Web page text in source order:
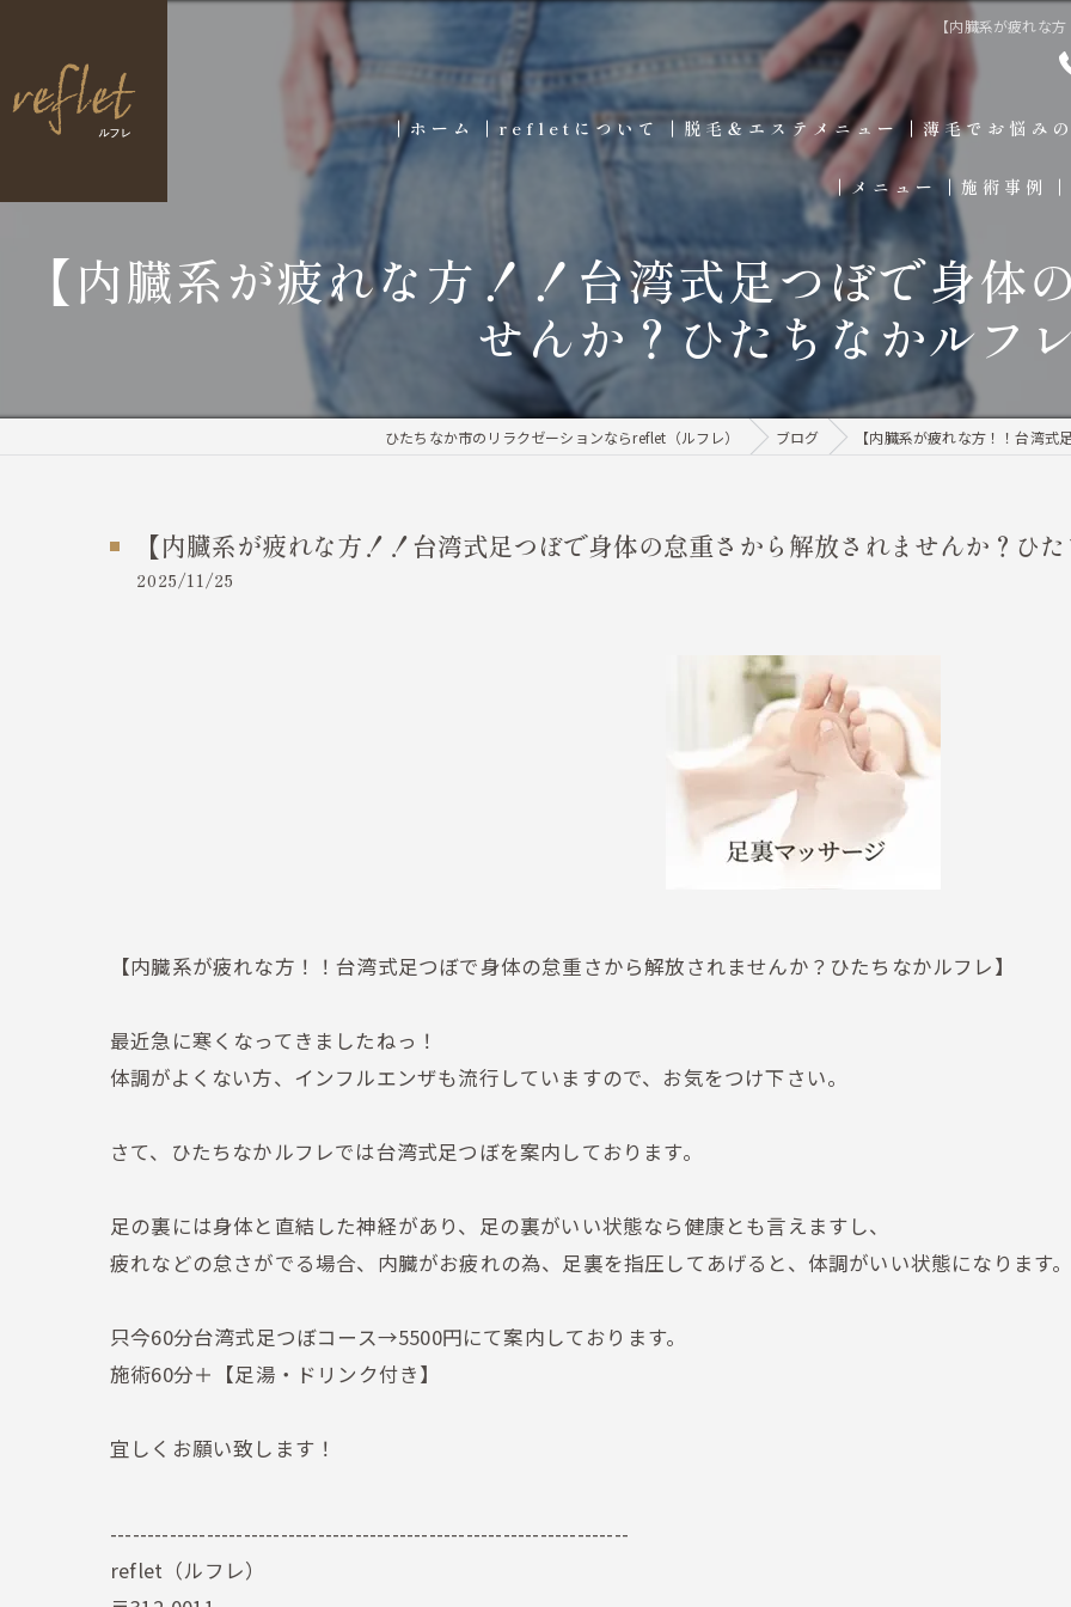
【内臓系が疲れな
ホーム refletについて 脱毛＆エステメニュー 薄毛でお悩み
メニュー
リラクゼーションメニュー
男性の脱毛&エステメニュー
施術事例
【内臓系が疲れな方！！台湾式足つぼで身体
せんか？ひたちなかルフレ
ひたちなか市のリラクゼーションならreflet（ルフレ） ブログ 【内臓系が疲れな方！！台湾式
【内臓系が疲れな方！！台湾式足つぼで身体の怠重さから解放されませんか？ひた
2025/11/25
【内臓系が疲れな方！！台湾式足つぼで身体の怠重さから解放されませんか？ひたちなかルフレ】
最近急に寒くなってきましたねっ！
体調がよくない方、インフルエンザも流行していますので、お気をつけ下さい。
さて、ひたちなかルフレでは台湾式足つぼを案内しております。
足の裏には身体と直結した神経があり、足の裏がいい状態なら健康とも言えますし、
疲れなどの怠さがでる場合、内臓がお疲れの為、足裏を指圧してあげると、体調がいい状態になります。
只今60分台湾式足つぼコース→5500円にて案内しております。
施術60分＋【足湯・ドリンク付き】
宜しくお願い致します！
----------------------------------------------------------------------
reflet（ルフレ）